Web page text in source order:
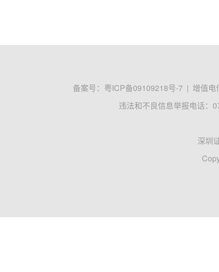
备案号： 粤ICP备09109218号-7 | 增值电
违法和不良信息举报电话：
深圳